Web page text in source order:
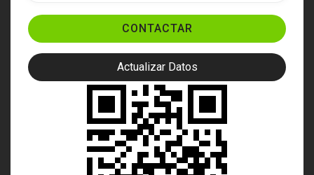
CONTACTAR
Actualizar Datos